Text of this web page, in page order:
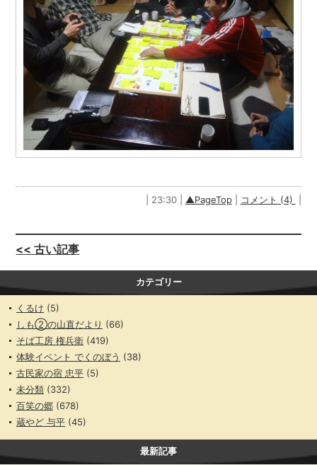
カテゴリー
くるけ (5)
しも②の山直だより (66)
そば工房 権兵衛 (419)
体験イベント でくのぼう (38)
古民家の宿 忠平 (5)
未分類 (332)
百笑の郷 (678)
蔵やど 与平 (45)
最新記事
| 23:30 | ▲PageTop| コメント (4)
<< 古い記事